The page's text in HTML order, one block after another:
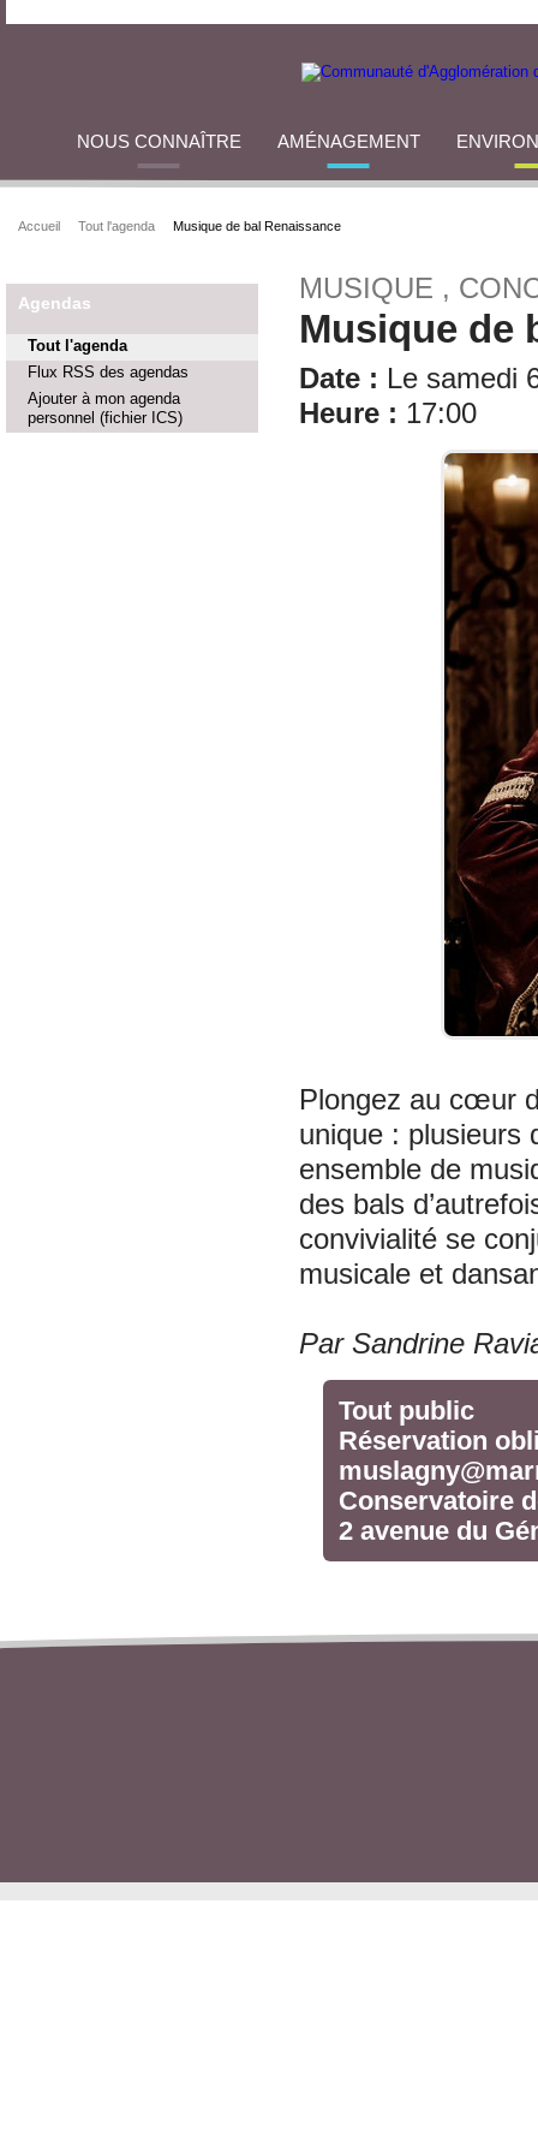
NOUS CONNAÎTRE AMÉNAGEMENT
Accueil Tout l'agenda Musique de bal Renaissance
Agendas
Tout l'agenda
Flux RSS des agendas
Ajouter à mon agenda
personnel (fichier ICS)
MUSIQUE ,
Musique de
Date : Le samedi
Heure : 17:00
Plongez au cœur
unique : plusieurs
ensemble de
des bals
convivialité se
musicale et
Par Sandrine
Tout public
Réservation
Conservatoire
2 avenue du